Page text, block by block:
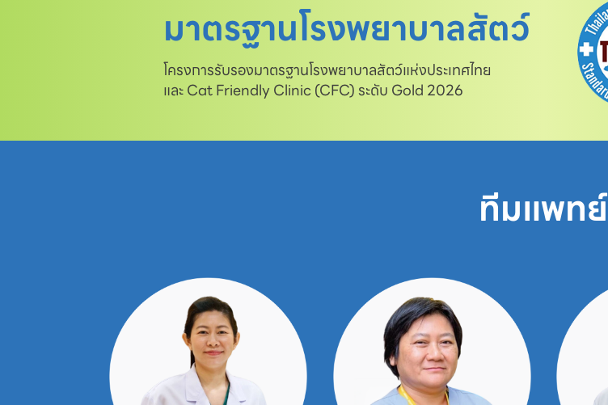
มาตรฐานโรงพยาบาลสัตว์
โครงการรับรองมาตรฐานโรงพยาบาลสัตว์แห่งประเทศไทย
และ Cat Friendly Clinic (CFC) ระดับ Gold 2026
ทีมแพทย์